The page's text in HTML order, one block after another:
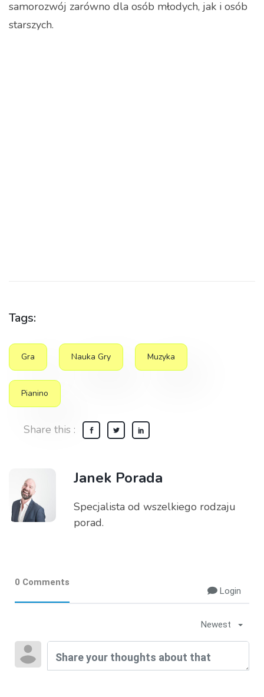
samorozwój zarówno dla osób młodych, jak i osób
starszych.
Tags:
Gra Nauka Gry Muzyka
Pianino
Share this :
Janek Porada
Specjalista od wszelkiego rodzaju
porad.
0 Comments
Login
Newest